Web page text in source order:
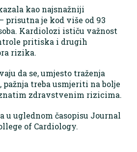
kao najsnažniji
prisutna je kod više od 93
Kardiolozi ističu važnost
pritiska i drugih
rizika.
da se, umjesto traženja
treba usmjeriti na bolje
zdravstvenim rizicima.
u uglednom časopisu Journal
of Cardiology.